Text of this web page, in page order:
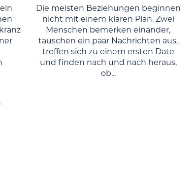
Die meisten Beziehungen beginnen
nicht mit einem klaren Plan. Zwei
Menschen bemerken einander,
tauschen ein paar Nachrichten aus,
treffen sich zu einem ersten Date
und finden nach und nach heraus,
ob...